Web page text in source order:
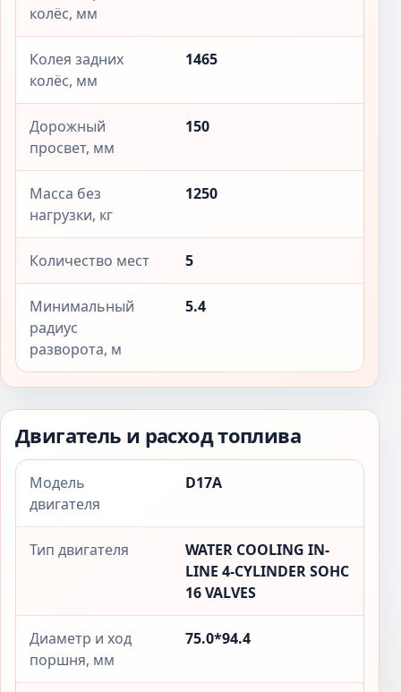
колёс, мм
Колея задних
колёс, мм
1465
Дорожный
просвет, мм
150
Масса без
нагрузки, кг
1250
Количество мест 5
Минимальный
радиус
разворота, м
5.4
Двигатель и расход топлива
Модель
двигателя
D17A
Тип двигателя
WATER COOLING IN-
LINE 4-CYLINDER SOHC
16 VALVES
Диаметр и ход
поршня, мм
75.0*94.4